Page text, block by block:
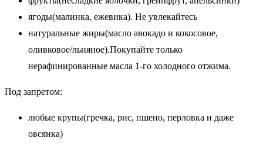
ягоды(малинка, ежевика). Не увлекайтесь
натуральные жиры(масло авокадо и кокосовое,
оливковое/льняное).Покупайте только
нерафинированные масла 1-го холодного отжима.
Под запретом:
любые крупы(гречка, рис, пшено, перловка и даже
овсянка)